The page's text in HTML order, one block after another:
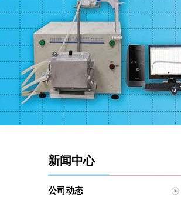
新闻中心
公司动态